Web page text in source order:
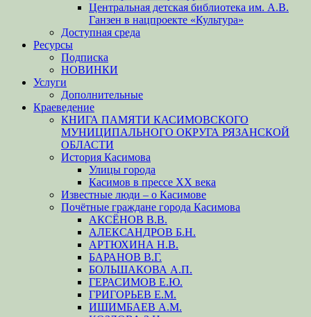
Центральная детская библиотека им. А.В.
Ганзен в нацпроекте «Культура»
Доступная среда
Ресурсы
Подписка
НОВИНКИ
Услуги
Дополнительные
Краеведение
КНИГА ПАМЯТИ КАСИМОВСКОГО
МУНИЦИПАЛЬНОГО ОКРУГА РЯЗАНСКОЙ
ОБЛАСТИ
История Касимова
Улицы города
Касимов в прессе XX века
Известные люди – о Касимове
Почётные граждане города Касимова
АКСЁНОВ В.В.
АЛЕКСАНДРОВ Б.Н.
АРТЮХИНА Н.В.
БАРАНОВ В.Г.
БОЛЬШАКОВА А.П.
ГЕРАСИМОВ Е.Ю.
ГРИГОРЬЕВ Е.М.
ИШИМБАЕВ А.М.